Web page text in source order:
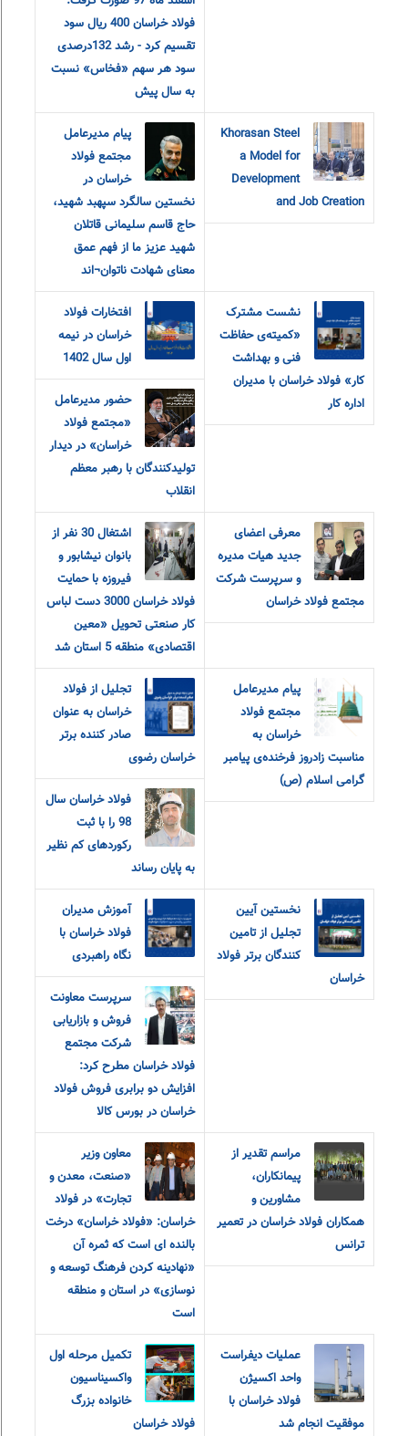
فولاد خراسان 400 ریال سود
تقسیم کرد - رشد 132درصدی
سود هر سهم «فخاس» نسبت
به سال پیش
Khorasan Steel
a Model for
Development
and Job Creation
پیام مدیرعامل
مجتمع فولاد
خراسان در
نخستین سالگرد سپهبد شهید،
حاج قاسم سلیمانی قاتلان
شهید عزیز ما از فهم عمق
معنای شهادت ناتوان¬اند
نشست مشترک
«کمیته‌ی حفاظت
فنی و بهداشت
کار» فولاد خراسان با مدیران
اداره کار
افتخارات فولاد
خراسان در نیمه
اول سال 1402
حضور مدیرعامل
«مجتمع فولاد
خراسان» در دیدار
تولیدکنندگان با رهبر معظم
انقلاب
معرفی اعضای
جدید هیات مدیره
و سرپرست شرکت
مجتمع فولاد خراسان
اشتغال 30 نفر از
بانوان نیشابور و
فیروزه با حمایت
فولاد خراسان 3000 دست لباس
کار صنعتی تحویل «معین
اقتصادی» منطقه 5 استان شد
پیام مدیرعامل
مجتمع فولاد
خراسان به
مناسبت زادروز فرخنده‌ی پیامبر
گرامی اسلام (ص)
تجلیل از فولاد
خراسان به عنوان
صادر کننده برتر
خراسان رضوی
فولاد خراسان سال
98 را با ثبت
رکوردهای کم نظیر
به پایان رساند
نخستین آیین
تجلیل از تامین
کنندگان برتر فولاد
خراسان
آموزش مدیران
فولاد خراسان با
نگاه راهبردی
سرپرست معاونت
فروش و بازاریابی
شرکت مجتمع
فولاد خراسان مطرح کرد:
افزایش دو برابری فروش فولاد
خراسان در بورس کالا
مراسم تقدیر از
پیمانکاران،
مشاورین و
همکاران فولاد خراسان در تعمیر
ترانس
معاون وزیر
«صنعت، معدن و
تجارت» در فولاد
خراسان: «فولاد خراسان» درخت
بالنده ای است که ثمره آن
«نهادینه کردن فرهنگ توسعه و
نوسازی» در استان و منطقه
است
عملیات دیفراست
واحد اکسیژن
فولاد خراسان با
موفقیت انجام شد
تکمیل مرحله اول
واکسیناسیون
خانواده بزرگ
فولاد خراسان